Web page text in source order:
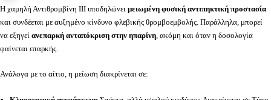
Η χαμηλή Αντιθρομβίνη ΙΙΙ υποδηλώνει μειωμένη φυσική αντιπηκτική προστασία
και συνδέεται με αυξημένο κίνδυνο φλεβικής θρομβοεμβολής. Παράλληλα, μπορεί
να εξηγεί ανεπαρκή ανταπόκριση στην ηπαρίνη, ακόμη και όταν η δοσολογία
φαίνεται επαρκής.
Ανάλογα με το αίτιο, η μείωση διακρίνεται σε: